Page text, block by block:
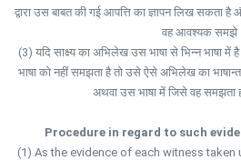
द्वारा उस बाबत की गई आपत्ति का ज्ञापन लिख सकता
वह आवश्यक
(3) यदि साक्ष्य का अभिलेख उस भाषा से भिन्न भाषा में
भाषा को नहीं समझता है तो उसे ऐसे अभिलेख का
अथवा उस भाषा में जिसे वह समझता
Procedure in regard to such
(1) As the evidence of each witness